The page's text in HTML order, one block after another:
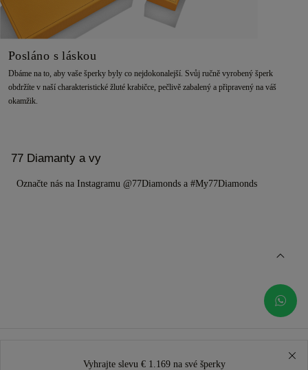
Posláno s láskou
Dbáme na to, aby vaše šperky byly co nejdokonalejší. Svůj ručně vyrobený šperk
obdržíte v naší charakteristické žluté krabičce, pečlivě zabalený a připravený na váš
okamžik.
77 Diamanty a vy
Označte nás na Instagramu @77Diamonds a #My77Diamonds
Vyhrajte slevu € 1.169 na své šperky